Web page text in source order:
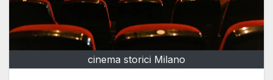
cinema storici Milano